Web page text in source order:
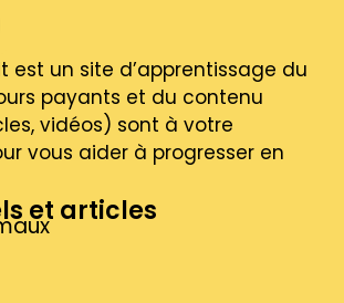
est un site d’apprentissage du
payants et du contenu
vidéos) sont à votre
vous aider à progresser en
et articles